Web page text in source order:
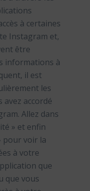
à certaines
Instagram et,
être
informations à
il est
les
accordé
Allez dans
» et enfin
pour voir la
à votre
que
que vous